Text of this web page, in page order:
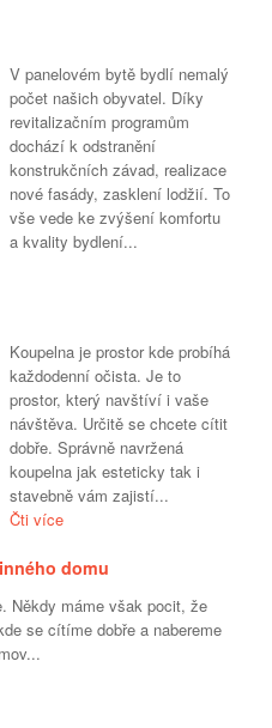
V panelovém bytě bydlí nemalý
počet našich obyvatel. Díky
revitalizačním programům
dochází k odstranění
konstrukčních závad, realizace
nové fasády, zasklení lodžií. To
vše vede ke zvýšení komfortu
a kvality bydlení...
Koupelna je prostor kde probíhá
každodenní očista. Je to
prostor, který navštíví i vaše
návštěva. Určitě se chcete cítit
dobře. Správně navržená
koupelna jak esteticky tak i
stavebně vám zajistí...
Čti více
domu
Někdy máme však pocit, že
se cítíme dobře a nabereme